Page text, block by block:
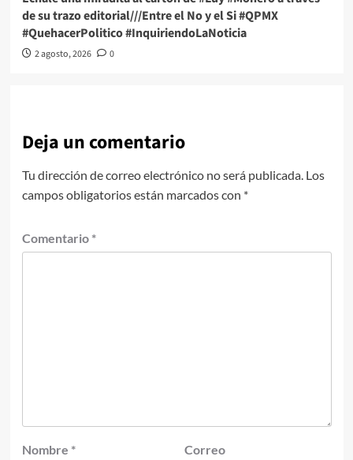
de su trazo editorial///Entre el No y el Si #QPMX
#QuehacerPolitico #InquiriendoLaNoticia
2 agosto, 2026 0
Deja un comentario
Tu dirección de correo electrónico no será publicada. Los
campos obligatorios están marcados con *
Comentario *
Nombre *
Correo